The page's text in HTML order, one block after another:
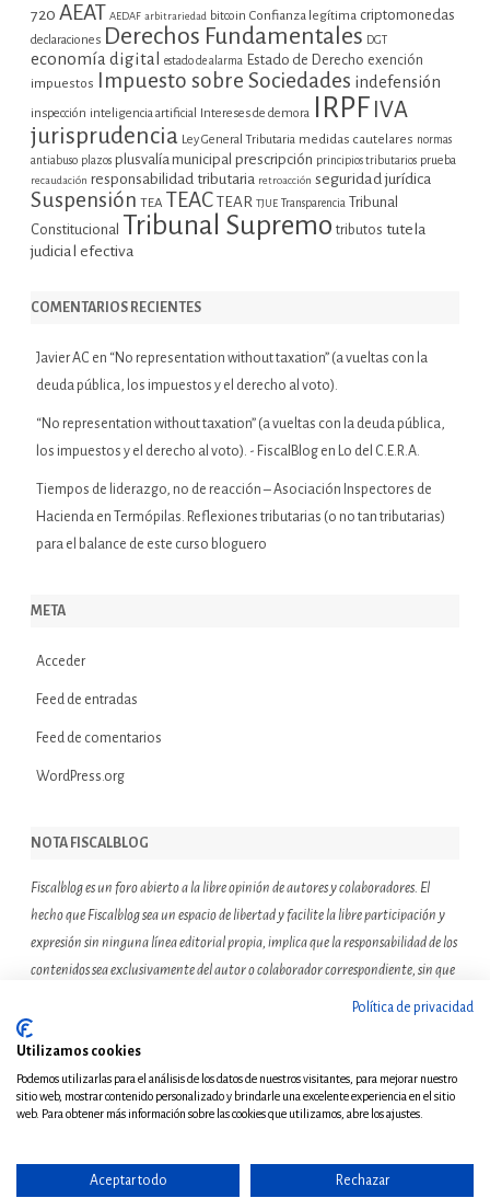
720 AEAT AEDAF arbitrariedad bitcoin Confianza legítima criptomonedas
declaraciones Derechos Fundamentales DGT
economía digital estado de alarma Estado de Derecho exención
impuestos Impuesto sobre Sociedades indefensión
inspección inteligencia artificial Intereses de demora IRPF IVA
jurisprudencia Ley General Tributaria medidas cautelares normas
antiabuso plazos plusvalía municipal prescripción principios tributarios prueba
recaudación responsabilidad tributaria retroacción seguridad jurídica
Suspensión TEA TEAC TEAR TJUE Transparencia Tribunal
Constitucional Tribunal Supremo tributos tutela
judicial efectiva
COMENTARIOS RECIENTES
Javier AC en “No representation without taxation” (a vueltas con la
deuda pública, los impuestos y el derecho al voto).
“No representation without taxation” (a vueltas con la deuda pública,
los impuestos y el derecho al voto). - FiscalBlog en Lo del C.E.R.A.
Tiempos de liderazgo, no de reacción – Asociación Inspectores de
Hacienda en
Termópilas. Reflexiones tributarias (o no tan tributarias)
para el balance de este curso bloguero
META
Acceder
Feed de entradas
Feed de comentarios
WordPress.org
NOTA FISCALBLOG
Fiscalblog es un foro abierto a la libre opinión de autores y colaboradores. El
hecho que Fiscalblog sea un espacio de libertad y facilite la libre participación y
expresión sin ninguna línea editorial propia, implica que la responsabilidad de los
contenidos sea exclusivamente del autor o colaborador correspondiente, sin que
ello suponga que el resto de miembros de la comunidad de Fiscalblog asuman o
compartan las reflexiones u opiniones expresadas.
© Copyright 2011 - Todos
Política de privacidad
Utilizamos cookies
Podemos utilizarlas para el análisis de los datos de nuestros visitantes, para mejorar nuestro
sitio web, mostrar contenido personalizado y brindarle una excelente experiencia en el sitio
web. Para obtener más información sobre las cookies que utilizamos, abre los ajustes.
Aceptar todo Rechazar